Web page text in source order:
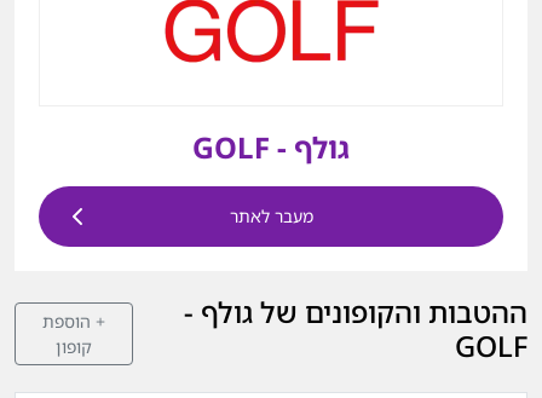
גולף - GOLF
מעבר לאתר
ההטבות והקופונים של גולף -
GOLF
+ הוספת
קופון